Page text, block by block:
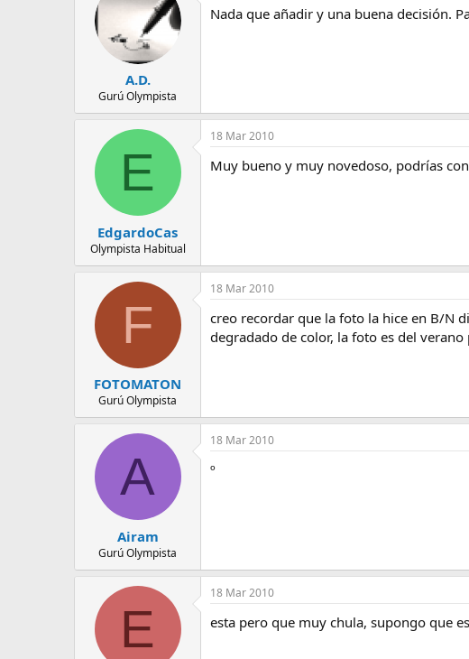
A.D.
Gurú Olympista
Nada que añadir y una buena decisión.
E
EdgardoCas
Olympista Habitual
18 Mar 2010
Muy bueno y muy novedoso, podrías
F
FOTOMATON
Gurú Olympista
18 Mar 2010
creo recordar que la foto la hice en B/N
degradado de color, la foto es del verano
A
Airam
Gurú Olympista
18 Mar 2010
º
E
18 Mar 2010
esta pero que muy chula, supongo que